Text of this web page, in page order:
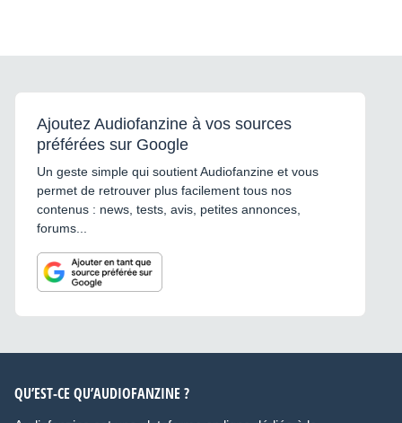
Ajoutez Audiofanzine à vos sources
préférées sur Google
Un geste simple qui soutient Audiofanzine et vous
permet de retrouver plus facilement tous nos
contenus : news, tests, avis, petites annonces,
forums...
QU’EST-CE QU’AUDIOFANZINE ?